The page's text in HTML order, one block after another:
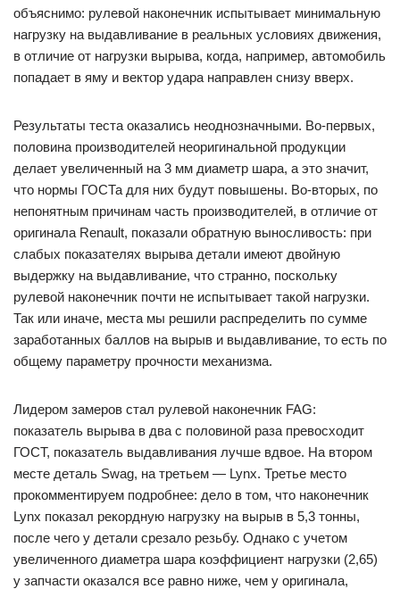
объяснимо: рулевой наконечник испытывает минимальную
нагрузку на выдавливание в реальных условиях движения,
в отличие от нагрузки вырыва, когда, например, автомобиль
попадает в яму и вектор удара направлен снизу вверх.
Результаты теста оказались неоднозначными. Во-первых,
половина производителей неоригинальной продукции
делает увеличенный на 3 мм диаметр шара, а это значит,
что нормы ГОСТа для них будут повышены. Во-вторых, по
непонятным причинам часть производителей, в отличие от
оригинала Renault, показали обратную выносливость: при
слабых показателях вырыва детали имеют двойную
выдержку на выдавливание, что странно, поскольку
рулевой наконечник почти не испытывает такой нагрузки.
Так или иначе, места мы решили распределить по сумме
заработанных баллов на вырыв и выдавливание, то есть по
общему параметру прочности механизма.
Лидером замеров стал рулевой наконечник FAG:
показатель вырыва в два с половиной раза превосходит
ГОСТ, показатель выдавливания лучше вдвое. На втором
месте деталь Swag, на третьем — Lynx. Третье место
прокомментируем подробнее: дело в том, что наконечник
Lynx показал рекордную нагрузку на вырыв в 5,3 тонны,
после чего у детали срезало резьбу. Однако с учетом
увеличенного диаметра шара коэффициент нагрузки (2,65)
у запчасти оказался все равно ниже, чем у оригинала,